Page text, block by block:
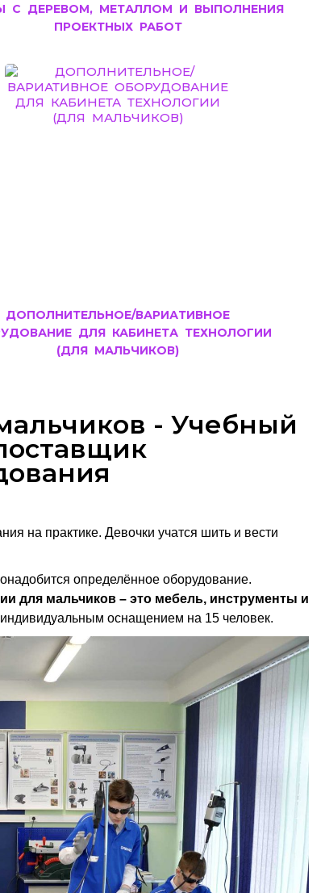
С ДЕРЕВОМ, МЕТАЛЛОМ И ВЫПОЛНЕНИЯ
ПРОЕКТНЫХ РАБОТ
ДОПОЛНИТЕЛЬНОЕ/ВАРИАТИВНОЕ
ДЛЯ КАБИНЕТА ТЕХНОЛОГИИ
(ДЛЯ МАЛЬЧИКОВ)
- Учебный
на практике. Девочки учатся шить и вести
определённое оборудование.
для мальчиков – это мебель, инструменты и
оснащением на 15 человек.